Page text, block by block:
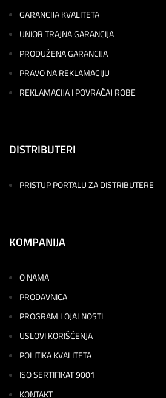
GARANCIJA KVALITETA
UNIOR TRAJNA GARANCIJA
PRODUŽENA GARANCIJA
PRAVO NA REKLAMACIJU
REKLAMACIJA I POVRAĆAJ ROBE
DISTRIBUTERI
PRISTUP PORTALU ZA DISTRIBUTERE
KOMPANIJA
O NAMA
PRODAVNICA
PROGRAM LOJALNOSTI
USLOVI KORIŠĆENJA
POLITIKA KVALITETA
ISO SERTIFIKAT 9001
KONTAKT